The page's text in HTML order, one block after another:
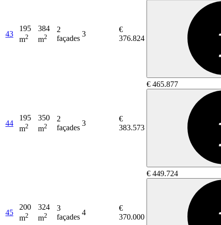
43
195
m2
384
m2
2
façades
3
€
376.824
44
195
m2
350
m2
2
façades
3
€
383.573
€ 465.877
45
200
m2
324
m2
3
façades
4
€
370.000
€ 449.724